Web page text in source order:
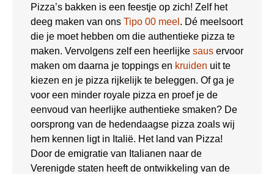
Pizza’s bakken is een feestje op zich! Zelf het
deeg maken van ons Tipo 00 meel . Dé meelsoort
die je moet hebben om die authentieke pizza te
maken. Vervolgens zelf een heerlijke saus ervoor
maken om daarna je toppings en kruiden uit te
kiezen en je pizza rijkelijk te beleggen. Of ga je
voor een minder royale pizza en proef je de
eenvoud van heerlijke authentieke smaken? De
oorsprong van de hedendaagse pizza zoals wij
hem kennen ligt in Italië. Het land van Pizza!
Door de emigratie van Italianen naar de
Verenigde staten heeft de ontwikkeling van de